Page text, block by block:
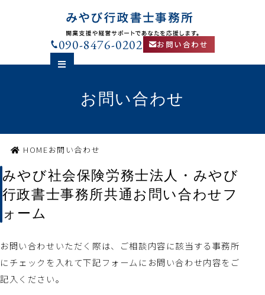
090-8476-0202 お問い合わせ
お問い合わせ
HOMEお問い合わせ
みやび社会保険労務士法人・みやび
行政書士事務所共通お問い合わせフ
ォーム
お問い合わせいただく際は、ご相談内容に該当する事務所
にチェックを入れて下記フォームにお問い合わせ内容をご
記入ください。